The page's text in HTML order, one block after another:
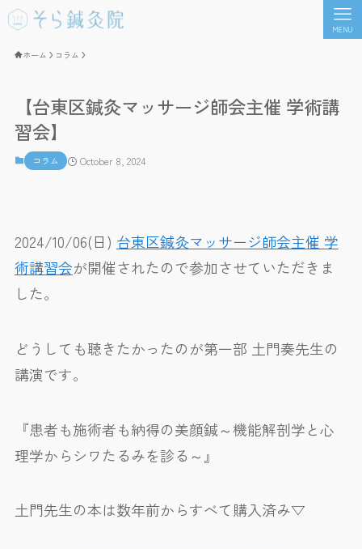
MENU
ホーム コラム
【台東区鍼灸マッサージ師会主催 学術講
習会】
コラム October 8, 2024
2024/10/06(日) 台東区鍼灸マッサージ師会主催 学
術講習会が開催されたので参加させていただきま
した。
どうしても聴きたかったのが第一部 土門奏先生の
講演です。
『患者も施術者も納得の美顔鍼～機能解剖学と心
理学からシワたるみを診る～』
土門先生の本は数年前からすべて購入済み▽